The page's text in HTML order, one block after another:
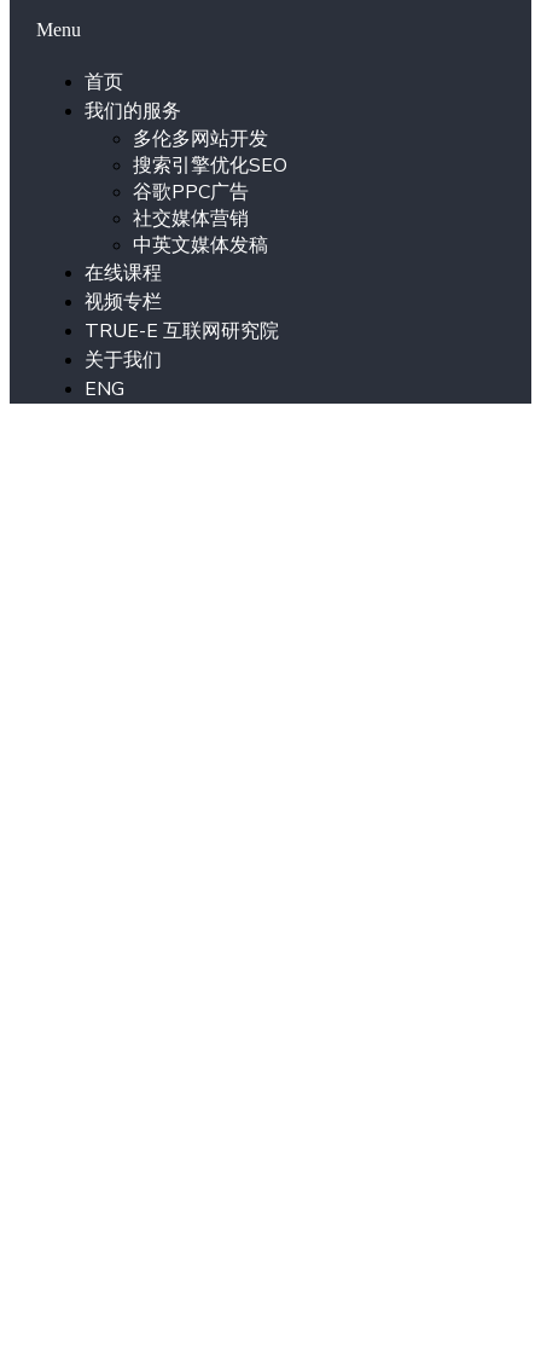
Menu
首页
我们的服务
多伦多网站开发
搜索引擎优化SEO
谷歌PPC广告
社交媒体营销
中英文媒体发稿
在线课程
视频专栏
TRUE-E 互联网研究院
关于我们
ENG